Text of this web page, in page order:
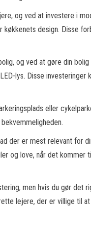
og ved at investere i
design. Disse
og ved at gøre din
lys. Disse investeringer
eller
der er mest relevant for
og love, når det kommer
men hvis du gør det
lejere, der er villige til